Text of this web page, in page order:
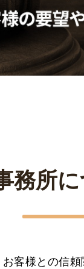
務所
客様との信頼